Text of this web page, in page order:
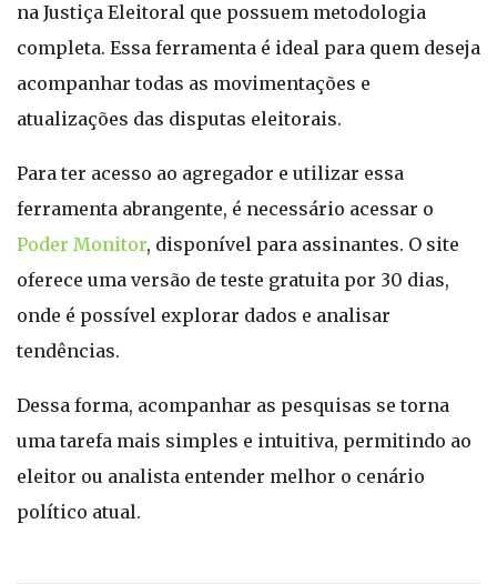
na Justiça Eleitoral que possuem metodologia
completa. Essa ferramenta é ideal para quem deseja
acompanhar todas as movimentações e
atualizações das disputas eleitorais.
Para ter acesso ao agregador e utilizar essa
ferramenta abrangente, é necessário acessar o
Poder Monitor, disponível para assinantes. O site
oferece uma versão de teste gratuita por 30 dias,
onde é possível explorar dados e analisar
tendências.
Dessa forma, acompanhar as pesquisas se torna
uma tarefa mais simples e intuitiva, permitindo ao
eleitor ou analista entender melhor o cenário
político atual.